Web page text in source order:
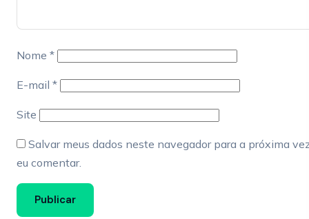
Nome *
E-mail *
Site
Salvar meus dados neste navegador para a próxima
eu comentar.